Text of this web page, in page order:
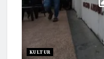
KULTUR